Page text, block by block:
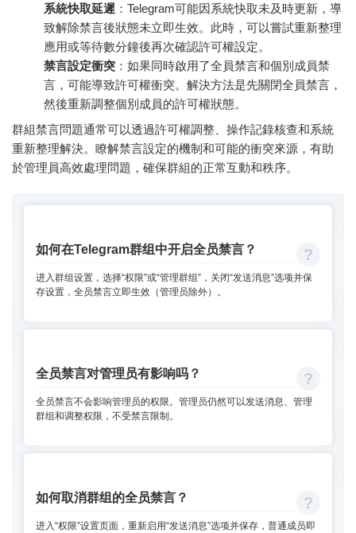
系統快取延遲 ：Telegram可能因系統快取未及時更新，導
致解除禁言後狀態未立即生效。此時，可以嘗試重新整理
應用或等待數分鐘後再次確認許可權設定。
禁言設定衝突 ：如果同時啟用了全員禁言和個別成員禁
言，可能導致許可權衝突。解決方法是先關閉全員禁言，
然後重新調整個別成員的許可權狀態。
群組禁言問題通常可以透過許可權調整、操作記錄核查和系統
重新整理解決。瞭解禁言設定的機制和可能的衝突來源，有助
於管理員高效處理問題，確保群組的正常互動和秩序。
如何在Telegram群组中开启全员禁言？
进入群组设置，选择“权限”或“管理群组”，关闭“发送消息”选项并保
存设置，全员禁言立即生效（管理员除外）。
全员禁言对管理员有影响吗？
全员禁言不会影响管理员的权限。管理员仍然可以发送消息、管理
群组和调整权限，不受禁言限制。
如何取消群组的全员禁言？
进入“权限”设置页面，重新启用“发送消息”选项并保存，普通成员即